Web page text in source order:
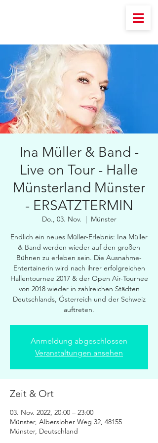
Ina Müller & Band -
Live on Tour - Halle
Münsterland Münster
- ERSATZTERMIN
Do., 03. Nov.
  |
Münster
Endlich ein neues Müller-Erlebnis: Ina Müller
& Band werden wieder auf den großen
Bühnen zu erleben sein. Die Ausnahme-
Entertainerin wird nach ihrer erfolgreichen
Hallentournee 2017 & der Open Air-Tournee
von 2018 wieder in zahlreichen Städten
Deutschlands, Österreich und der Schweiz
auftreten.
Anmeldung abgeschlossen
Veranstaltungen ansehen
Zeit & Ort
03. Nov. 2022, 20:00 – 23:00
Münster, Albersloher Weg 32, 48155
Münster, Deutschland